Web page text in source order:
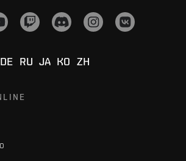
DE RU JA KO ZH